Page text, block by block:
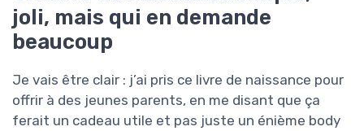
joli, mais qui en demande
beaucoup
Je vais être clair : j’ai pris ce livre de naissance pour
offrir à des jeunes parents, en me disant que ça
ferait un cadeau utile et pas juste un énième body